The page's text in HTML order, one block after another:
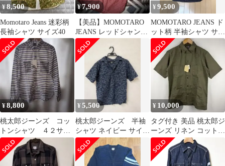
¥8,500
Momotaro Jeans 迷彩柄
長袖シャツ サイズ40
¥7,900
【美品】MOMOTARO
JEANS レッドシャンブ
レー
¥9,500
MOMOTARO JEANS ド
ット柄 半袖シャツ サイ
ズ42 日本製
¥8,800
桃太郎ジーンズ コッ
トンシャツ ４２サイ
ズ
¥5,500
桃太郎ジーンズ 半袖
シャツ ネイビー サイズ
40
¥ 10,000
タグ付き 美品 桃太郎ジ
ーンズ リネン コットン
キューバ シャツ 40 OD